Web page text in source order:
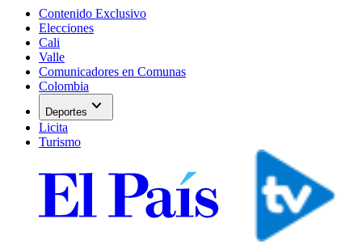
Contenido Exclusivo
Elecciones
Cali
Valle
Comunicadores en Comunas
Colombia
Deportes expand_more
Licita
Turismo